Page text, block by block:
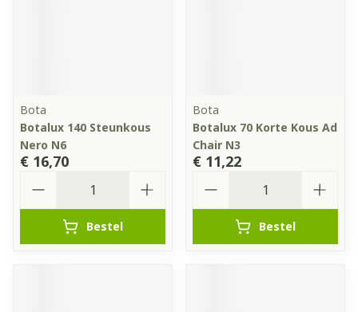
Bota
Botalux 140 Steunkous
Nero N6
€ 16,70
Bestel
Bota
Botalux 70 Korte Kous Ad
Chair N3
€ 11,22
Bestel